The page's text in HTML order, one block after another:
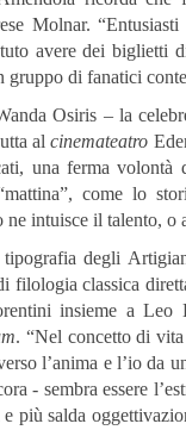
Molnar.
avere dei biglietti
gruppo di fanatici
Osiris – la
alcinemateatro
una ferma volontà
come lo
ne intuisce il talento, o
degli
filologia classica
insieme a Leo
. “Nel concetto di
l’anima e l’io da
- sembra essere
più salda